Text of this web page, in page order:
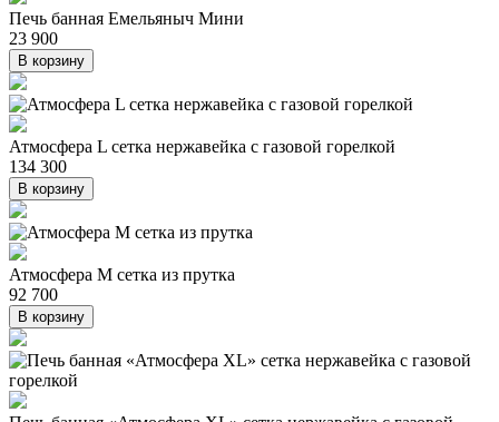
Печь банная Емельяныч Мини
23 900
В корзину
Атмосфера L сетка нержавейка с газовой горелкой
134 300
В корзину
Атмосфера М сетка из прутка
92 700
В корзину